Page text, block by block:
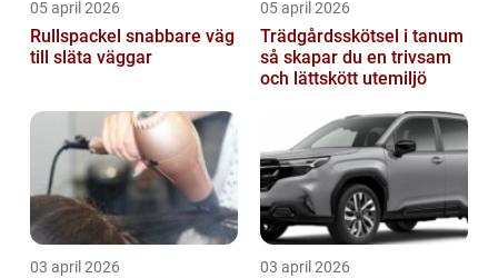
05 april 2026
Rullspackel snabbare väg
till släta väggar
05 april 2026
Trädgårdsskötsel i tanum
så skapar du en trivsam
och lättskött utemiljö
03 april 2026 03 april 2026